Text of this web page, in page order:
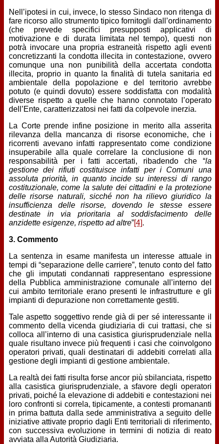
Nell’ipotesi in cui, invece, lo stesso Sindaco non ritenga di
fare ricorso allo strumento tipico fornitogli dall’ordinamento
(che prevede specifici presupposti applicativi di
motivazione e di durata limitata nel tempo), questi non
potrà invocare una propria estraneità rispetto agli eventi
concretizzanti la condotta illecita in contestazione, ovvero
comunque una non punibilità della accertata condotta
illecita, proprio in quanto la finalità di tutela sanitaria ed
ambientale della popolazione e del territorio avrebbe
potuto (e quindi dovuto) essere soddisfatta con modalità
diverse rispetto a quelle che hanno connotato l’operato
dell’Ente, caratterizzatosi nei fatti da colpevole inerzia.
La Corte prende infine posizione in merito alla asserita
rilevanza della mancanza di risorse economiche, che i
ricorrenti avevano infatti rappresentato come condizione
insuperabile alla quale correlare la conclusione di non
responsabilità per i fatti accertati, ribadendo che “la
gestione dei rifiuti costituisce infatti per i Comuni una
assoluta priorità, in quanto incide su interessi di rango
costituzionale, come la salute dei cittadini e la protezione
delle risorse naturali, sicché non ha rilievo giuridico la
insufficienza delle risorse, dovendo le stesse essere
destinate in via prioritaria al soddisfacimento delle
anzidette esigenze, rispetto ad altre”[4].
3. Commento
La sentenza in esame manifesta un interesse attuale in
tempi di “separazione delle carriere”, tenuto conto del fatto
che gli imputati condannati rappresentano espressione
della Pubblica amministrazione comunale all’interno del
cui ambito territoriale erano presenti le infrastrutture e gli
impianti di depurazione non correttamente gestiti.
Tale aspetto soggettivo rende già di per sé interessante il
commento della vicenda giudiziaria di cui trattasi, che si
colloca all’interno di una casistica giurisprudenziale nella
quale risultano invece più frequenti i casi che coinvolgono
operatori privati, quali destinatari di addebiti correlati alla
gestione degli impianti di gestione ambientale.
La realtà dei fatti risulta forse ancor più sbilanciata, rispetto
alla casistica giurisprudenziale, a sfavore degli operatori
privati, poiché la elevazione di addebiti e contestazioni nei
loro confronti si correla, tipicamente, a contesti promananti
in prima battuta dalla sede amministrativa a seguito delle
iniziative attivate proprio dagli Enti territoriali di riferimento,
con successiva evoluzione in termini di notizia di reato
avviata alla Autorità Giudiziaria.